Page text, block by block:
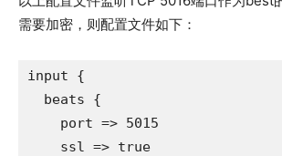
需要加密，则配置文件如下：
input {
  beats {
    port => 5015
    ssl => true